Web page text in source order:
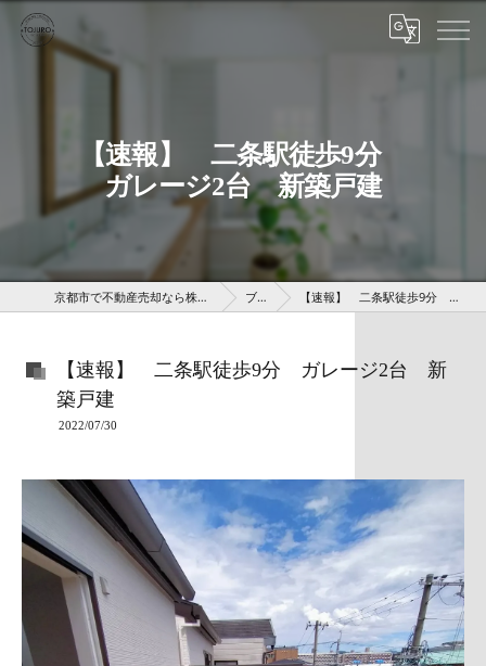
【速報】 二条駅徒歩9分
ガレージ2台 新築戸建
京都市で不動産売却なら株式会社京 藤十郎不動産 ブログ 【速報】 二条駅徒歩9分 ガレージ2台 新築戸建
【速報】 二条駅徒歩9分 ガレージ2台 新
築戸建
2022/07/30